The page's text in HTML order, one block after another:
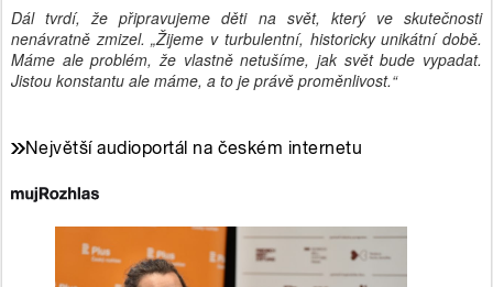
Dál tvrdí, že připravujeme děti na svět, který ve skutečnosti
nenávratně zmizel. „Žijeme v turbulentní, historicky unikátní době.
Máme ale problém, že vlastně netušíme, jak svět bude vypadat.
Jistou konstantu ale máme, a to je právě proměnlivost.“